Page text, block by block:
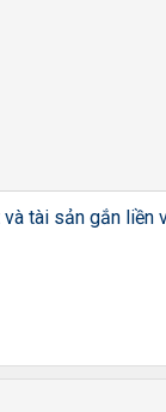
tài sản gắn